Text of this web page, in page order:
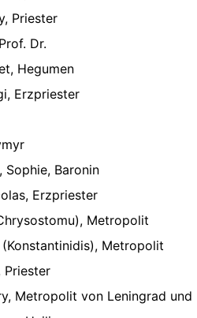
Priester
Dr.
Hegumen
Erzpriester
Sophie, Baronin
Erzpriester
Metropolit
Metropolit
Priester
Metropolit von Leningrad